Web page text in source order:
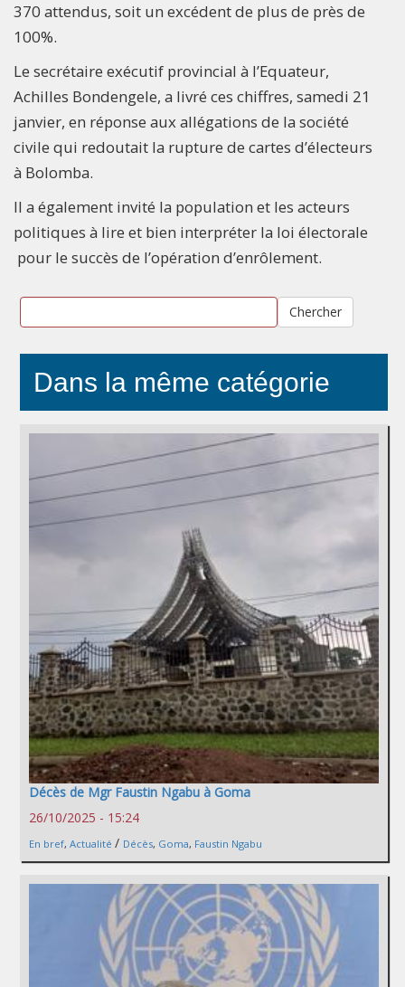
370 attendus, soit un excédent de plus de près de
100%.
Le secrétaire exécutif provincial à l’Equateur,
Achilles Bondengele, a livré ces chiffres, samedi 21
janvier, en réponse aux allégations de la société
civile qui redoutait la rupture de cartes d’électeurs
à Bolomba.
Il a également invité la population et les acteurs
politiques à lire et bien interpréter la loi électorale
pour le succès de l’opération d’enrôlement.
Chercher
Dans la même catégorie
Décès de Mgr Faustin Ngabu à Goma
26/10/2025 - 15:24
En bref, Actualité / Décès, Goma, Faustin Ngabu